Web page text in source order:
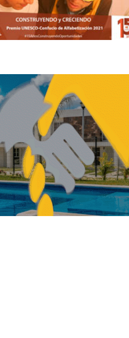
de vivienda, cambio de visión:
Meyer